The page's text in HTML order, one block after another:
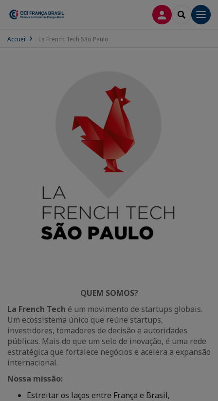
CONEXÃOSEARCH
Accueil La French Tech São Paulo
QUEM SOMOS?
La French Tech é um movimento de startups globais.
Um ecossistema único que reúne startups,
investidores, tomadores de decisão e autoridades
públicas. Mais do que um selo de inovação, é uma rede
estratégica que fortalece negócios e acelera a expansão
internacional.
Nossa missão:
Estreitar os laços entre França e Brasil,